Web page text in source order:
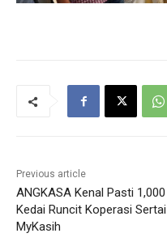
Previous article
ANGKASA Kenal Pasti 1,000
Kedai Runcit Koperasi Sertai
MyKasih